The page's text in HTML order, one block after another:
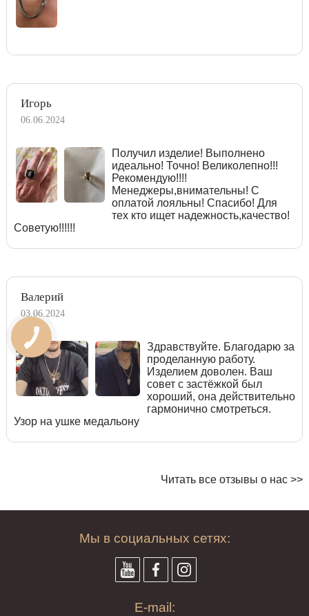
Игорь
06.06.2024
Получил изделие! Выполнено
идеально! Точно! Великолепно!!!
Рекомендую!!!!
Менеджеры,внимательны! С
оплатой лояльны! Спасибо! Для
тех кто ищет надежность,качество!
Советую!!!!!!
Валерий
03.06.2024
Здравствуйте. Благодарю за
проделанную работу.
Изделием доволен. Ваш
совет с застёжкой был
хороший, она действительно
гармонично смотреться.
Узор на ушке медальону
Читать все отзывы о нас >>
Мы в социальных сетях:
E-mail: